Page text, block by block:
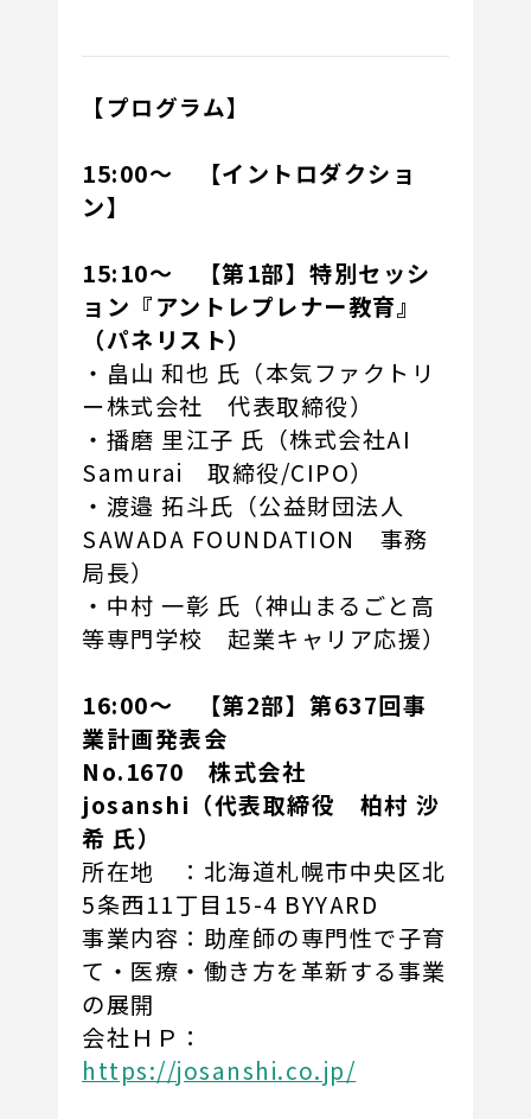
【プログラム】
15:00～ 【イントロダクショ
ン】
15:10～ 【第1部】特別セッシ
ョン『アントレプレナー教育』
（パネリスト）
・畠山 和也 氏（本気ファクトリ
ー株式会社 代表取締役）
・播磨 里江子 氏（株式会社AI
Samurai 取締役/CIPO）
・渡邉 拓斗氏（公益財団法人
SAWADA FOUNDATION 事務
局長）
・中村 一彰 氏（神山まるごと高
等専門学校 起業キャリア応援）
16:00～ 【第2部】第637回事
業計画発表会
No.1670 株式会社
josanshi（代表取締役 柏村 沙
希 氏）
所在地 ：北海道札幌市中央区北
5条西11丁目15-4 BYYARD
事業内容：助産師の専門性で子育
て・医療・働き方を革新する事業
の展開
会社ＨＰ：
https://josanshi.co.jp/